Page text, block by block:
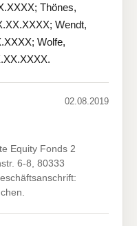
Thönes,
Wendt,
Wolfe,
02.08.2019
Equity Fonds 2
6-8, 80333